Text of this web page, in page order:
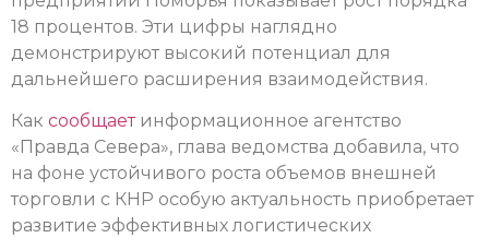
18 процентов. Эти цифры наглядно
демонстрируют высокий потенциал для
дальнейшего расширения взаимодействия.
Как сообщаетинформационное агентство
«Правда Севера», глава ведомства добавила, что
на фоне устойчивого роста объемов внешней
торговли с КНР особую актуальность приобретает
развитие эффективных логистических